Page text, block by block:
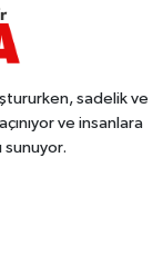
sadelik ve
ve insanlara
sunuyor.